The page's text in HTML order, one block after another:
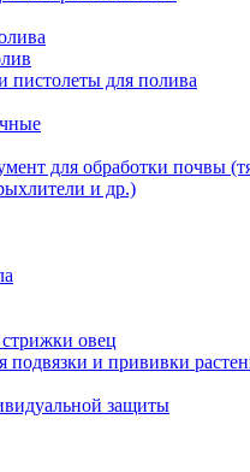
пистолеты для полива
для обработки почвы
и др.)
овец
подвязки и прививки
защиты